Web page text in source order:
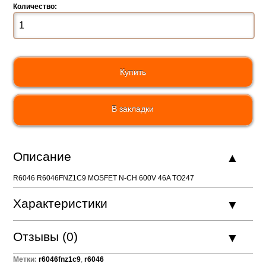
Количество:
В закладки
Описание
R6046 R6046FNZ1C9 MOSFET N-CH 600V 46A TO247
Характеристики
Отзывы (0)
Метки: r6046fnz1c9 ,r6046